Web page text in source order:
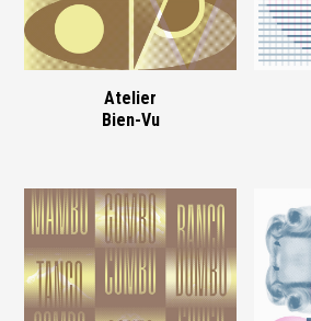
Atelier
Bien-Vu